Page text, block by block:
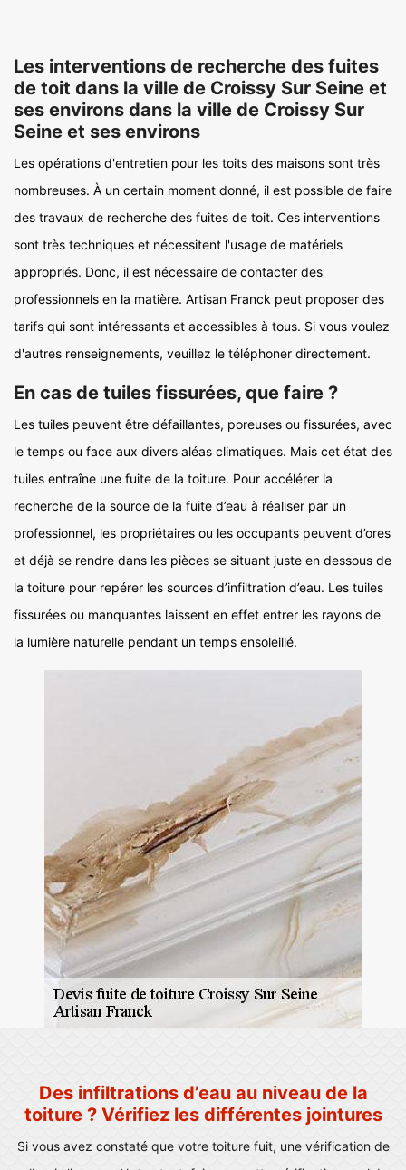
Les interventions de recherche des fuites
de toit dans la ville de Croissy Sur Seine et
ses environs dans la ville de Croissy Sur
Seine et ses environs
Les opérations d'entretien pour les toits des maisons sont très
nombreuses. À un certain moment donné, il est possible de faire
des travaux de recherche des fuites de toit. Ces interventions
sont très techniques et nécessitent l'usage de matériels
appropriés. Donc, il est nécessaire de contacter des
professionnels en la matière. Artisan Franck peut proposer des
tarifs qui sont intéressants et accessibles à tous. Si vous voulez
d'autres renseignements, veuillez le téléphoner directement.
En cas de tuiles fissurées, que faire ?
Les tuiles peuvent être défaillantes, poreuses ou fissurées, avec
le temps ou face aux divers aléas climatiques. Mais cet état des
tuiles entraîne une fuite de la toiture. Pour accélérer la
recherche de la source de la fuite d’eau à réaliser par un
professionnel, les propriétaires ou les occupants peuvent d’ores
et déjà se rendre dans les pièces se situant juste en dessous de
la toiture pour repérer les sources d’infiltration d’eau. Les tuiles
fissurées ou manquantes laissent en effet entrer les rayons de
la lumière naturelle pendant un temps ensoleillé.
Des infiltrations d’eau au niveau de la
toiture ? Vérifiez les différentes jointures
Si vous avez constaté que votre toiture fuit, une vérification de